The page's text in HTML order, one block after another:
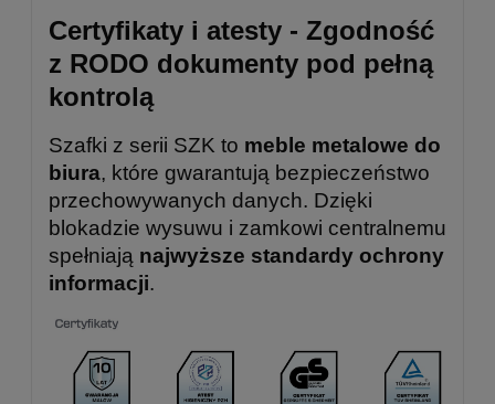
Certyfikaty i atesty - Zgodność
z RODO dokumenty pod pełną
kontrolą
Szafki z serii SZK to meble metalowe do
biura, które gwarantują bezpieczeństwo
przechowywanych danych. Dzięki
blokadzie wysuwu i zamkowi centralnemu
spełniają najwyższe standardy ochrony
informacji.